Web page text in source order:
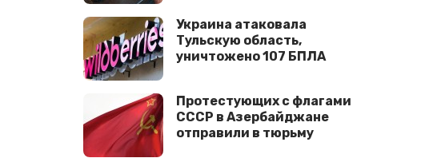
Украина атаковала
Тульскую область,
уничтожено 107 БПЛА
Протестующих с флагами
СССР в Азербайджане
отправили в тюрьму